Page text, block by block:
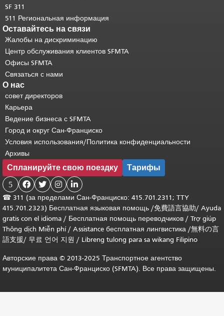
SF 311
511 Региональная информация
Оставайтесь на связи
Жалобы на дискриминацию
Центр обслуживания клиентов SFMTA
Офисы SFMTA
Связаться с нами
О нас
совет директоров
Карьера
Ведение бизнеса с SFMTA
Город и округ Сан-Франциско
Условия использования/Политика конфиденциальности
Архивы
Спланируйте свою поездку Тарифы
5    
☎ 311 (за пределами Сан-Франциско: 415.701.2311; TTY
415.701.2323) Бесплатная языковая помощь /免費語言協助/ Ayuda
gratis con el idioma / Бесплатная помощь переводчиков / Trợ giúp
Thông dịch Miễn phí/ Assistance бесплатная лингвистика /無料の言
語支援/ 무료 언어 지원 / Libreng tulong para sa wikang Filipino
Авторские права © 2013-2025 Транспортное агентство
муниципалитета Сан-Франциско (SFMTA). Все права защищены.